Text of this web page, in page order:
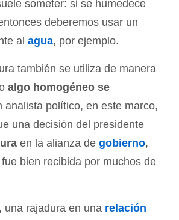
someter: si se humedece
deberemos usar un
al agua, por ejemplo.
también se utiliza de manera
algo homogéneo se
analista político, en este marco,
una decisión del presidente
en la alianza de gobierno,
bien recibida por muchos de
una rajadura en una relación